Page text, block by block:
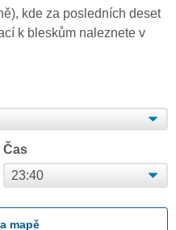
kde za posledních deset
k bleskům naleznete v
Čas
mapě